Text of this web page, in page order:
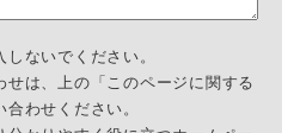
ないでください。
は、上の「このページに関する
わせください。